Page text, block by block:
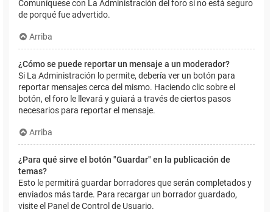
Comuníquese con La Administración del foro si no está seguro
de porqué fue advertido.
Arriba
¿Cómo se puede reportar un mensaje a un moderador?
Si La Administración lo permite, debería ver un botón para
reportar mensajes cerca del mismo. Haciendo clic sobre el
botón, el foro le llevará y guiará a través de ciertos pasos
necesarios para reportar el mensaje.
Arriba
¿Para qué sirve el botón "Guardar" en la publicación de
temas?
Esto le permitirá guardar borradores que serán completados y
enviados más tarde. Para recargar un borrador guardado,
visite el Panel de Control de Usuario.